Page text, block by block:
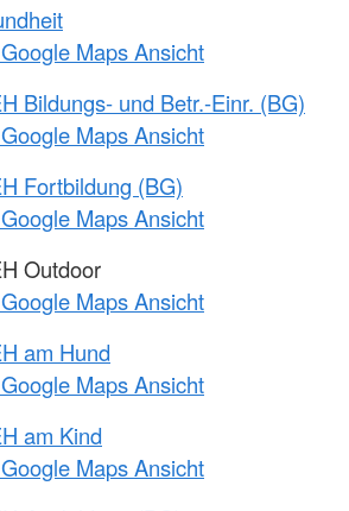
Maps Ansicht
Bildungs- und Betr.-Einr. (BG)
Maps Ansicht
Fortbildung (BG)
Maps Ansicht
Outdoor
Maps Ansicht
am Hund
Maps Ansicht
am Kind
Maps Ansicht